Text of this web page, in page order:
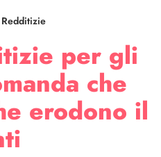
per gli
che
erodono il